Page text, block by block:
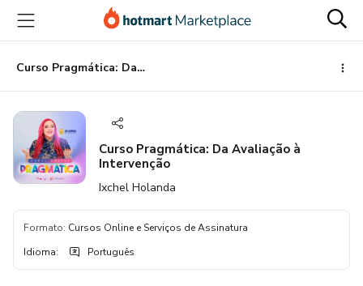
para
conteúdo
principal
para
pagamento
para
rodapé
Curso Pragmática: Da Avaliação à Intervenção
Curso Pragmática: Da Avaliação à
Intervenção
Ixchel Holanda
Formato: Cursos Online e Serviços de Assinatura
Idioma: Português